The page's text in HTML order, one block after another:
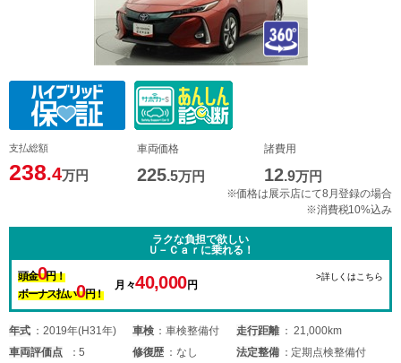
支払総額
238.4万円
車両価格
225.5万円
諸費用
12.9万円
※価格は展示店にて8月登録の場合
※消費税10%込み
ラクな負担で欲しい
Ｕ－Ｃａｒに乗れる！
頭金0円！
ボーナス払い0円！
月々40,000円
>詳しくはこちら
年式 2019年(H31年) 車検 車検整備付 走行距離
21,000km
車両評価点 5 修復歴 なし 法定整備
定期点検整備付